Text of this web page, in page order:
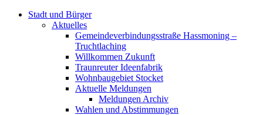
Stadt und Bürger
Aktuelles
Gemeindeverbindungsstraße Hassmoning –
Truchtlaching
Willkommen Zukunft
Traunreuter Ideenfabrik
Wohnbaugebiet Stocket
Aktuelle Meldungen
Meldungen Archiv
Wahlen und Abstimmungen